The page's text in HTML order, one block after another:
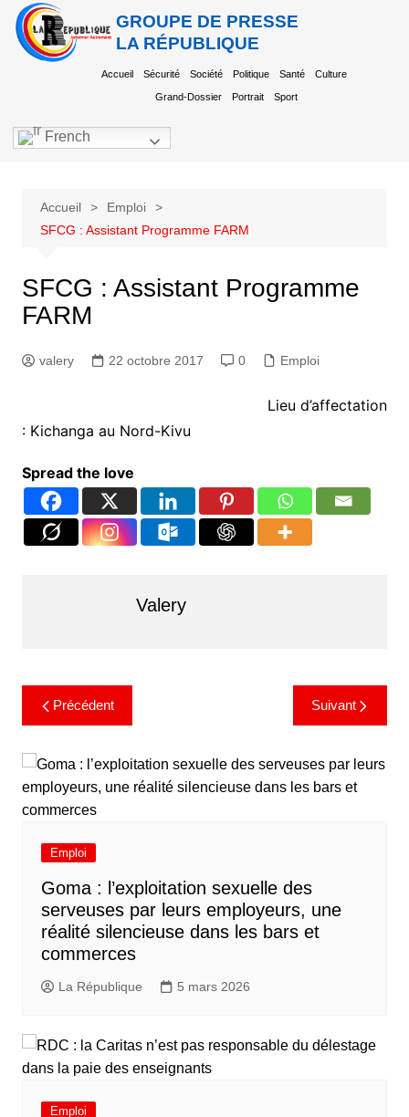
GROUPE DE PRESSE
LA RÉPUBLIQUE
Accueil Sécurité Société Politique Santé Culture
Grand-Dossier Portrait Sport
French
Accueil
Emploi
SFCG : Assistant Programme FARM
SFCG : Assistant Programme
FARM
valery 22 octobre 2017 0 Emploi
Lieu d’affectation
: Kichanga au Nord-Kivu
Spread the love
Valery
Précédent Suivant
Emploi
Goma : l’exploitation sexuelle des
serveuses par leurs employeurs, une
réalité silencieuse dans les bars et
commerces
La République 5 mars 2026
Emploi